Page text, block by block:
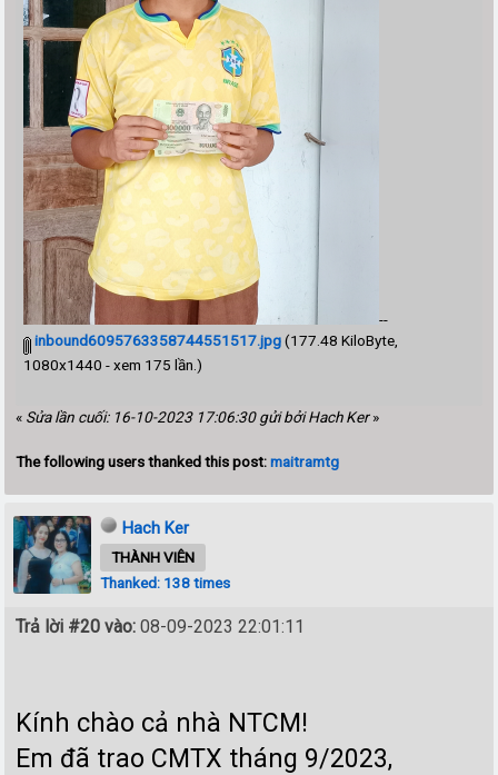
--
inbound6095763358744551517.jpg(177.48 KiloByte,
1080x1440 - xem 175 lần.)
« Sửa lần cuối: 16-10-2023 17:06:30 gửi bởi Hach Ker»
The following users thanked this post:maitramtg
Hach Ker
THÀNH VIÊN
Thanked: 138 times
Trả lời #20 vào: 08-09-2023 22:01:11
Kính chào cả nhà NTCM!
Em đã trao CMTX tháng 9/2023,